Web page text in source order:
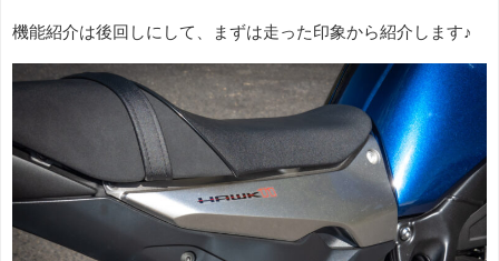
機能紹介は後回しにして、まずは走った印象から紹介します♪